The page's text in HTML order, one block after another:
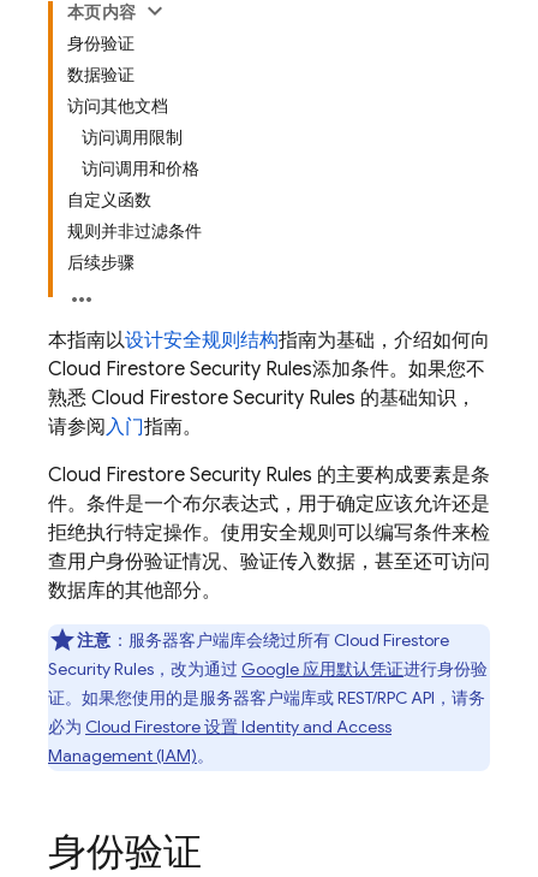
本页内容
身份验证
数据验证
访问其他文档
访问调用限制
访问调用和价格
自定义函数
规则并非过滤条件
后续步骤
本指南以设计安全规则结构指南为基础，介绍如何向
Cloud Firestore Security Rules添加条件。如果您不
熟悉 Cloud Firestore Security Rules 的基础知识，
请参阅入门指南。
Cloud Firestore Security Rules 的主要构成要素是条
件。条件是一个布尔表达式，用于确定应该允许还是
拒绝执行特定操作。使用安全规则可以编写条件来检
查用户身份验证情况、验证传入数据，甚至还可访问
数据库的其他部分。
注意 ：服务器客户端库会绕过所有 Cloud Firestore
Security Rules ，改为通过 Google 应用默认凭证进行身份验
证。如果您使用的是服务器客户端库或 REST/RPC API，请务
必为 Cloud Firestore设置 Identity and Access
Management (IAM)。
身份验证